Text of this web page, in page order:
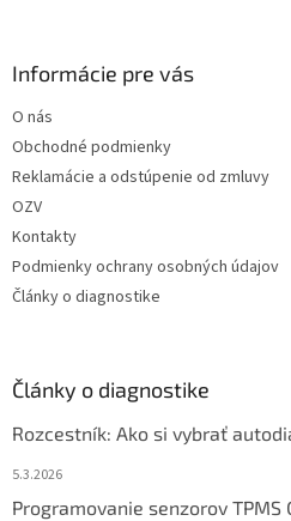
Informácie pre vás
O nás
Obchodné podmienky
Reklamácie a odstúpenie od zmluvy
OZV
Kontakty
Podmienky ochrany osobných údajov
Články o diagnostike
Články o diagnostike
Rozcestník: Ako si vybrať
5.3.2026
Programovanie senzorov TPMS